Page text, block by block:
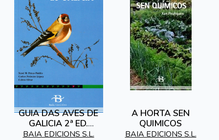
GUIA DAS AVES DE
GALICIA 2ª ED.
(INCLUE CD)
BAIA EDICIONS S.L.
A HORTA SEN
QUIMICOS
BAIA EDICIONS S.L.